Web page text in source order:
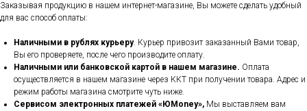
Заказывая продукцию в нашем интернет-магазине, Вы можете сделать удобный
для вас способ оплаты:
Наличными в рублях курьеру. Курьер привозит заказанный Вами товар,
Вы его проверяете, после чего производите оплату.
Наличными или банковской картой в нашем магазине. Оплата
осуществляется в нашем магазине через ККТ при получении товара. Адрес и
режим работы магазина смотрите чуть ниже.
Сервисом электронных платежей «ЮMoney», Мы выставляем вам